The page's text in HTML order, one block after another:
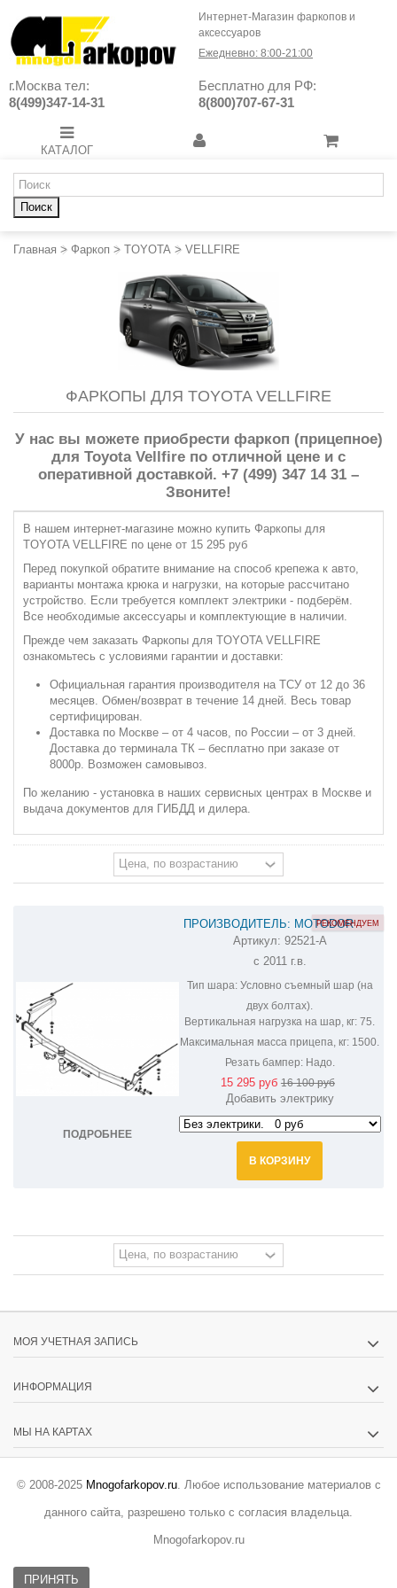
Интернет-Магазин фаркопов и
аксессуаров
Ежедневно: 8:00-21:00
г.Москва тел:
8(499)347-14-31
Бесплатно для РФ:
8(800)707-67-31
КАТАЛОГ
Поиск
Главная > Фаркоп > TOYOTA > VELLFIRE
ФАРКОПЫ ДЛЯ TOYOTA VELLFIRE
У нас вы можете приобрести фаркоп (прицепное)
для Toyota Vellfire по отличной цене и с
оперативной доставкой. +7 (499) 347 14 31 –
Звоните!
В нашем интернет-магазине можно купить Фаркопы для
TOYOTA VELLFIRE по цене от 15 295 руб
Перед покупкой обратите внимание на способ крепежа к авто,
варианты монтажа крюка и нагрузки, на которые рассчитано
устройство. Если требуется комплект электрики - подберём.
Все необходимые аксессуары и комплектующие в наличии.
Прежде чем заказать Фаркопы для TOYOTA VELLFIRE
ознакомьтесь с условиями гарантии и доставки:
Официальная гарантия производителя на ТСУ от 12 до 36
месяцев. Обмен/возврат в течение 14 дней. Весь товар
сертифицирован.
Доставка по Москве – от 4 часов, по России – от 3 дней.
Доставка до терминала ТК – бесплатно при заказе от
8000р. Возможен самовывоз.
По желанию - установка в наших сервисных центрах в Москве и
выдача документов для ГИБДД и дилера.
ПОДРОБНЕЕ
ПРОИЗВОДИТЕЛЬ: MOTODOR
ФАРКОП НА TOYOTA VELLFIRE 92521-
A
Артикул: 92521-A
с 2011 г.в.
Тип шара:Условно съемный шар (на
двух болтах).
Вертикальная нагрузка на шар, кг: 75.
Максимальная масса прицепа, кг: 1500.
Резать бампер:Надо.
РЕКОМЕНДУЕМ
15 295 руб 16 100 руб
Добавить электрику
В КОРЗИНУ
МОЯ УЧЕТНАЯ ЗАПИСЬ
ИНФОРМАЦИЯ
МЫ НА КАРТАХ
© 2008-2025 Mnogofarkopov.ru. Любое использование материалов с
данного сайта, разрешено только с согласия владельца.
Mnogofarkopov.ru
ПРИНЯТЬ